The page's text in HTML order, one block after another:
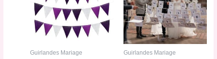
Guirlandes Mariage Guirlandes Mariage